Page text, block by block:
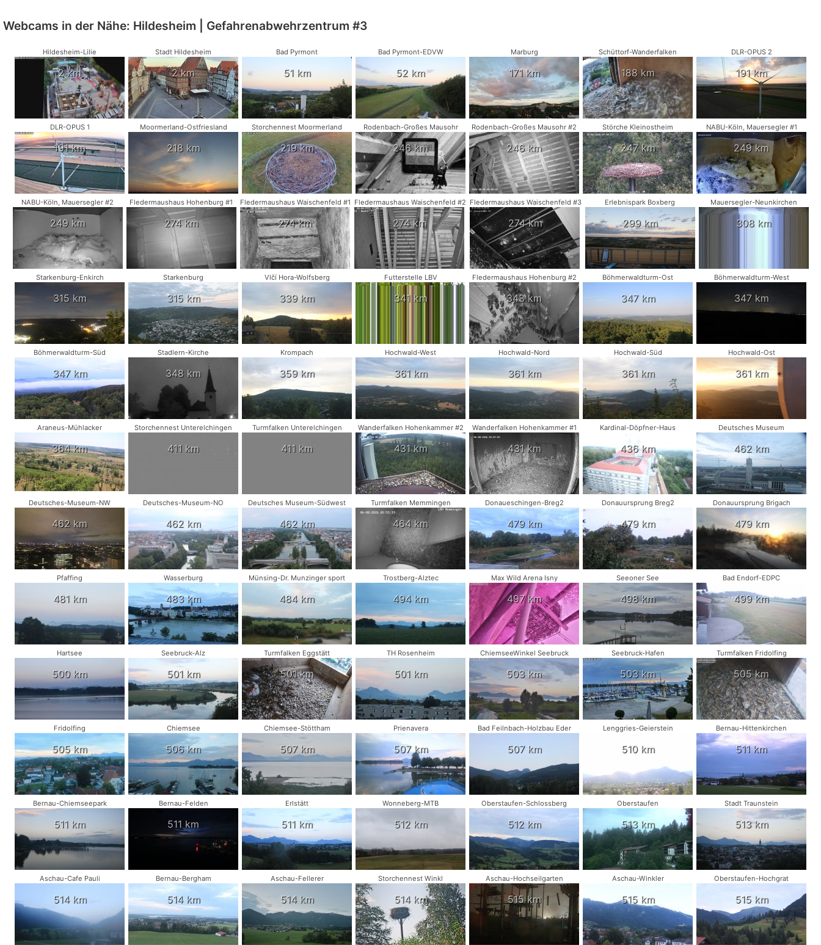
Webcams in der Nähe: Hildesheim | Gefahrenabwehrzentrum #3
Hildesheim-Lilie
2 km
Stadt Hildesheim
2 km
Bad Pyrmont
51 km
Bad Pyrmont-EDVW
52 km
Marburg
171 km
Schüttorf-Wanderfalken
188 km
DLR-OPUS 2
191 km
DLR-OPUS 1
191 km
Moormerland-Ostfriesland
218 km
Storchennest Moormerland
219 km
Rodenbach-Großes Mausohr
246 km
Rodenbach-Großes Mausohr #2
246 km
Störche Kleinostheim
247 km
NABU-Köln, Mauersegler #1
249 km
NABU-Köln, Mauersegler #2
249 km
Fledermaushaus Hohenburg #1
274 km
Fledermaushaus Waischenfeld #1
274 km
Fledermaushaus Waischenfeld #2
274 km
Fledermaushaus Waischenfeld #3
274 km
Erlebnispark Boxberg
299 km
Mauersegler-Neunkirchen
308 km
Starkenburg-Enkirch
315 km
Starkenburg
315 km
Vlčí Hora-Wolfsberg
339 km
Futterstelle LBV
341 km
Fledermaushaus Hohenburg #2
343 km
Böhmerwaldturm-Ost
347 km
Böhmerwaldturm-West
347 km
Böhmerwaldturm-Süd
347 km
Stadlern-Kirche
348 km
Krompach
359 km
Hochwald-West
361 km
Hochwald-Nord
361 km
Hochwald-Süd
361 km
Hochwald-Ost
361 km
Araneus-Mühlacker
364 km
Storchennest Unterelchingen
411 km
Turmfalken Unterelchingen
411 km
Wanderfalken Hohenkammer #2
431 km
Wanderfalken Hohenkammer #1
431 km
Kardinal-Döpfner-Haus
436 km
Deutsches Museum
462 km
Deutsches-Museum-NW
462 km
Deutsches-Museum-NO
462 km
Deutsches Museum-Südwest
462 km
Turmfalken Memmingen
464 km
Donaueschingen-Breg2
479 km
Donauursprung Breg2
479 km
Donauursprung Brigach
479 km
Pfaffing
481 km
Wasserburg
483 km
Münsing-Dr. Munzinger sport
484 km
Trostberg-Alztec
494 km
Max Wild Arena Isny
497 km
Seeoner See
498 km
Bad Endorf-EDPC
499 km
Hartsee
500 km
Seebruck-Alz
501 km
Turmfalken Eggstätt
501 km
TH Rosenheim
501 km
ChiemseeWinkel Seebruck
503 km
Seebruck-Hafen
503 km
Turmfalken Fridolfing
505 km
Fridolfing
505 km
Chiemsee
506 km
Chiemsee-Stöttham
507 km
Prienavera
507 km
Bad Feilnbach-Holzbau Eder
507 km
Lenggries-Geierstein
510 km
Bernau-Hittenkirchen
511 km
Bernau-Chiemseepark
511 km
Bernau-Felden
511 km
Erlstätt
511 km
Wonneberg-MTB
512 km
Oberstaufen-Schlossberg
512 km
Oberstaufen
513 km
Stadt Traunstein
513 km
Aschau-Cafe Pauli
514 km
Bernau-Bergham
514 km
Aschau-Fellerer
514 km
Storchennest Winkl
514 km
Aschau-Hochseilgarten
515 km
Aschau-Winkler
515 km
Oberstaufen-Hochgrat
515 km